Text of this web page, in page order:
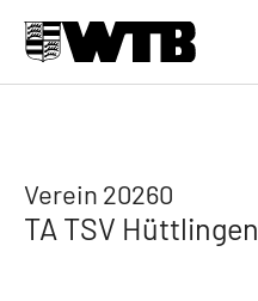
Verein 20260
TA TSV Hüttlingen